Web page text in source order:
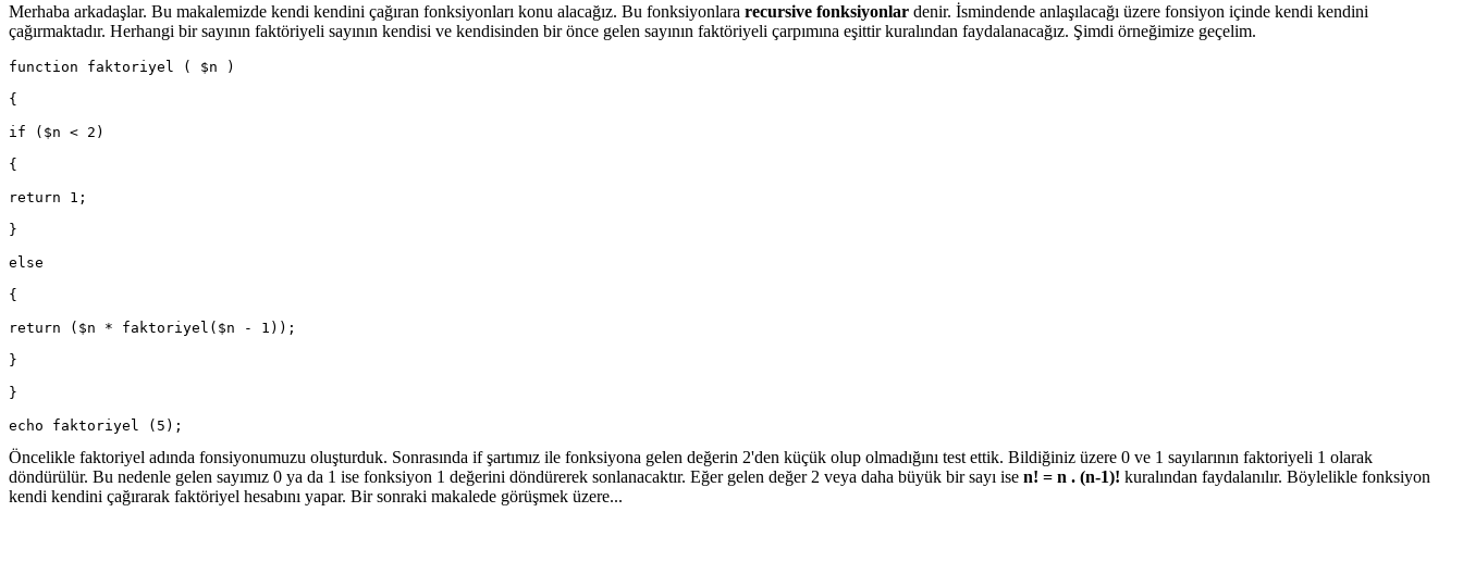
Merhaba arkadaşlar. Bu makalemizde kendi kendini çağıran fonksiyonları konu alacağız. Bu fonksiyonlara recursive fonksiyonlar denir. İsmindende anlaşılacağı üzere fonsiyon içinde kendi kendini
çağırmaktadır. Herhangi bir sayının faktöriyeli sayının kendisi ve kendisinden bir önce gelen sayının faktöriyeli çarpımına eşittir kuralından faydalanacağız. Şimdi örneğimize geçelim.
function faktoriyel ( $n )
{
if ($n < 2)
{
return 1;
}
else
{
return ($n * faktoriyel($n - 1));
}
}
echo faktoriyel (5);
Öncelikle faktoriyel adında fonsiyonumuzu oluşturduk. Sonrasında if şartımız ile fonksiyona gelen değerin 2'den küçük olup olmadığını test ettik. Bildiğiniz üzere 0 ve 1 sayılarının faktoriyeli 1 olarak
döndürülür. Bu nedenle gelen sayımız 0 ya da 1 ise fonksiyon 1 değerini döndürerek sonlanacaktır. Eğer gelen değer 2 veya daha büyük bir sayı ise n! = n . (n-1)! kuralından faydalanılır. Böylelikle fonksiyon
kendi kendini çağırarak faktöriyel hesabını yapar. Bir sonraki makalede görüşmek üzere...